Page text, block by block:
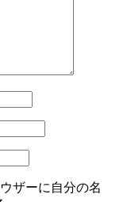
ザーに自分の名